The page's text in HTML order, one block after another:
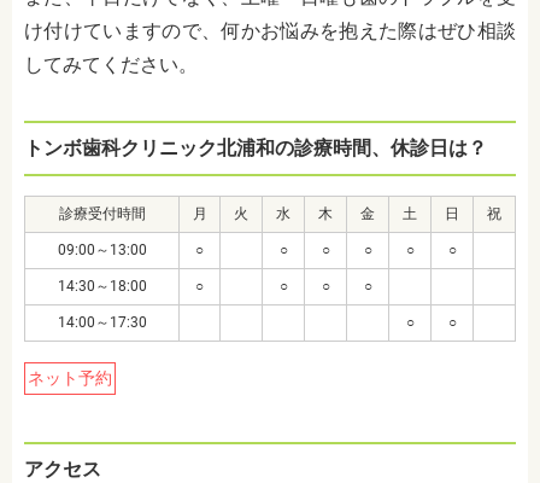
け付けていますので、何かお悩みを抱えた際はぜひ相談
してみてください。
トンボ歯科クリニック北浦和の診療時間、休診日は？
診療受付時間 月 火 水 木 金 土 日 祝
09:00～13:00 ○ ○ ○ ○ ○ ○
14:30～18:00 ○ ○ ○ ○
14:00～17:30 ○ ○
ネット予約
アクセス